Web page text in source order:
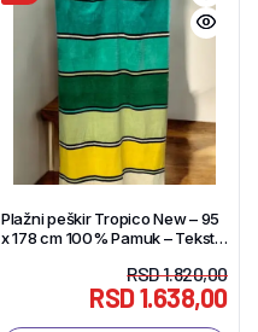
Plažni peškir Tropico New – 95
x 178 cm 100% Pamuk – Tekstil
RSD1.820,00
RSD1.638,00